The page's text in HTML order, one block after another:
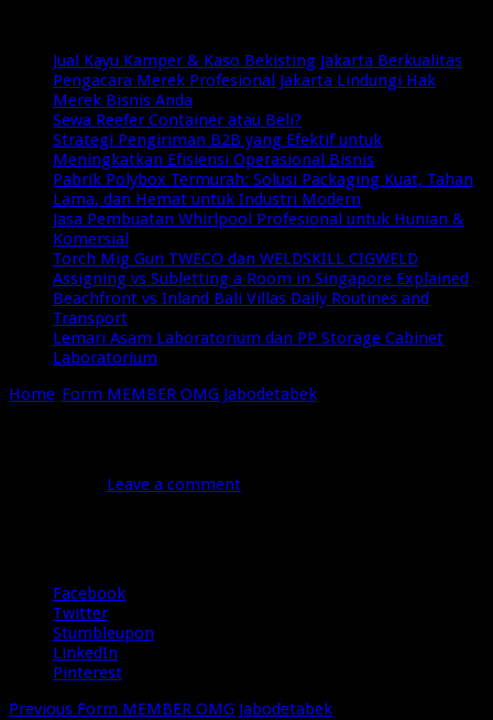
Jual Kayu Kamper & Kaso Bekisting Jakarta Berkualitas
Pengacara Merek Profesional Jakarta Lindungi Hak
Merek Bisnis Anda
Sewa Reefer Container atau Beli?
Strategi Pengiriman B2B yang Efektif untuk
Meningkatkan Efisiensi Operasional Bisnis
Pabrik Polybox Termurah: Solusi Packaging Kuat, Tahan
Lama, dan Hemat untuk Industri Modern
Jasa Pembuatan Whirlpool Profesional untuk Hunian &
Komersial
Torch Mig Gun TWECO dan WELDSKILL CIGWELD
Assigning vs Subletting a Room in Singapore Explained
Beachfront vs Inland Bali Villas Daily Routines and
Transport
Lemari Asam Laboratorium dan PP Storage Cabinet
Laboratorium
Home Form MEMBER OMG Jabodetabek
Leave a comment
Facebook
Twitter
Stumbleupon
LinkedIn
Pinterest
Previous Form MEMBER OMG Jabodetabek